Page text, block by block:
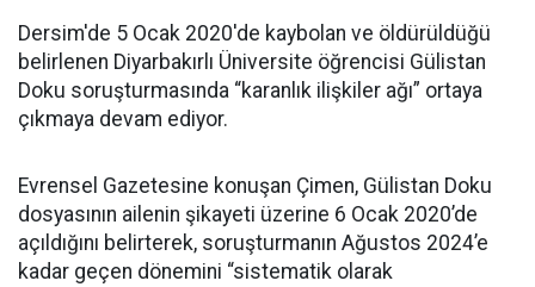
Dersim'de 5 Ocak 2020'de kaybolan ve öldürüldüğü
belirlenen Diyarbakırlı Üniversite öğrencisi Gülistan
Doku soruşturmasında “karanlık ilişkiler ağı” ortaya
çıkmaya devam ediyor.
Evrensel Gazetesine konuşan Çimen, Gülistan Doku
dosyasının ailenin şikayeti üzerine 6 Ocak 2020’de
açıldığını belirterek, soruşturmanın Ağustos 2024’e
kadar geçen dönemini “sistematik olarak